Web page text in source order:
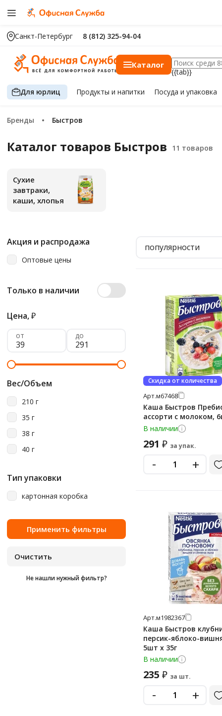
Санкт-Петербург 8 (812) 325-94-04
Каталог
{{tab}}
Для юрлиц Продуктыи напитки Посуда и упаковка
Бренды Быстров
Каталог товаров Быстров
Сухие
завтраки,
каши, хлопья
Акция и распродажа
Оптовые цены
Только в наличии
Цена,₽
от до
Вес/Объем
210 г
35 г
38 г
40 г
Тип упаковки
картонная коробка
Не нашли нужный фильтр?
популярности
Скидка от количества
Арт.м67468
Каша Быстров
ассорти с молоком,
В наличии
291 ₽ за упак.
- +
Арт.м1982367
Каша Быстров
персик-яблоко-
5шт x 35г
В наличии
235 ₽ за шт.
- +